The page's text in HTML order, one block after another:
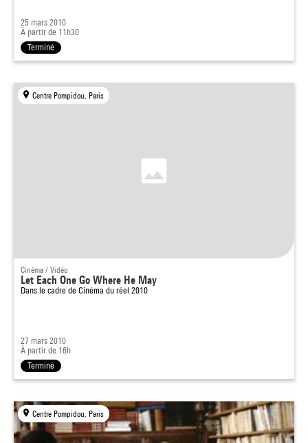
25 mars 2010
À partir de 11h30
Terminé
Centre Pompidou, Paris
Cinéma / Vidéo
Let Each One Go Where He May
Dans le cadre de Cinéma du réel 2010
27 mars 2010
À partir de 16h
Terminé
Centre Pompidou, Paris